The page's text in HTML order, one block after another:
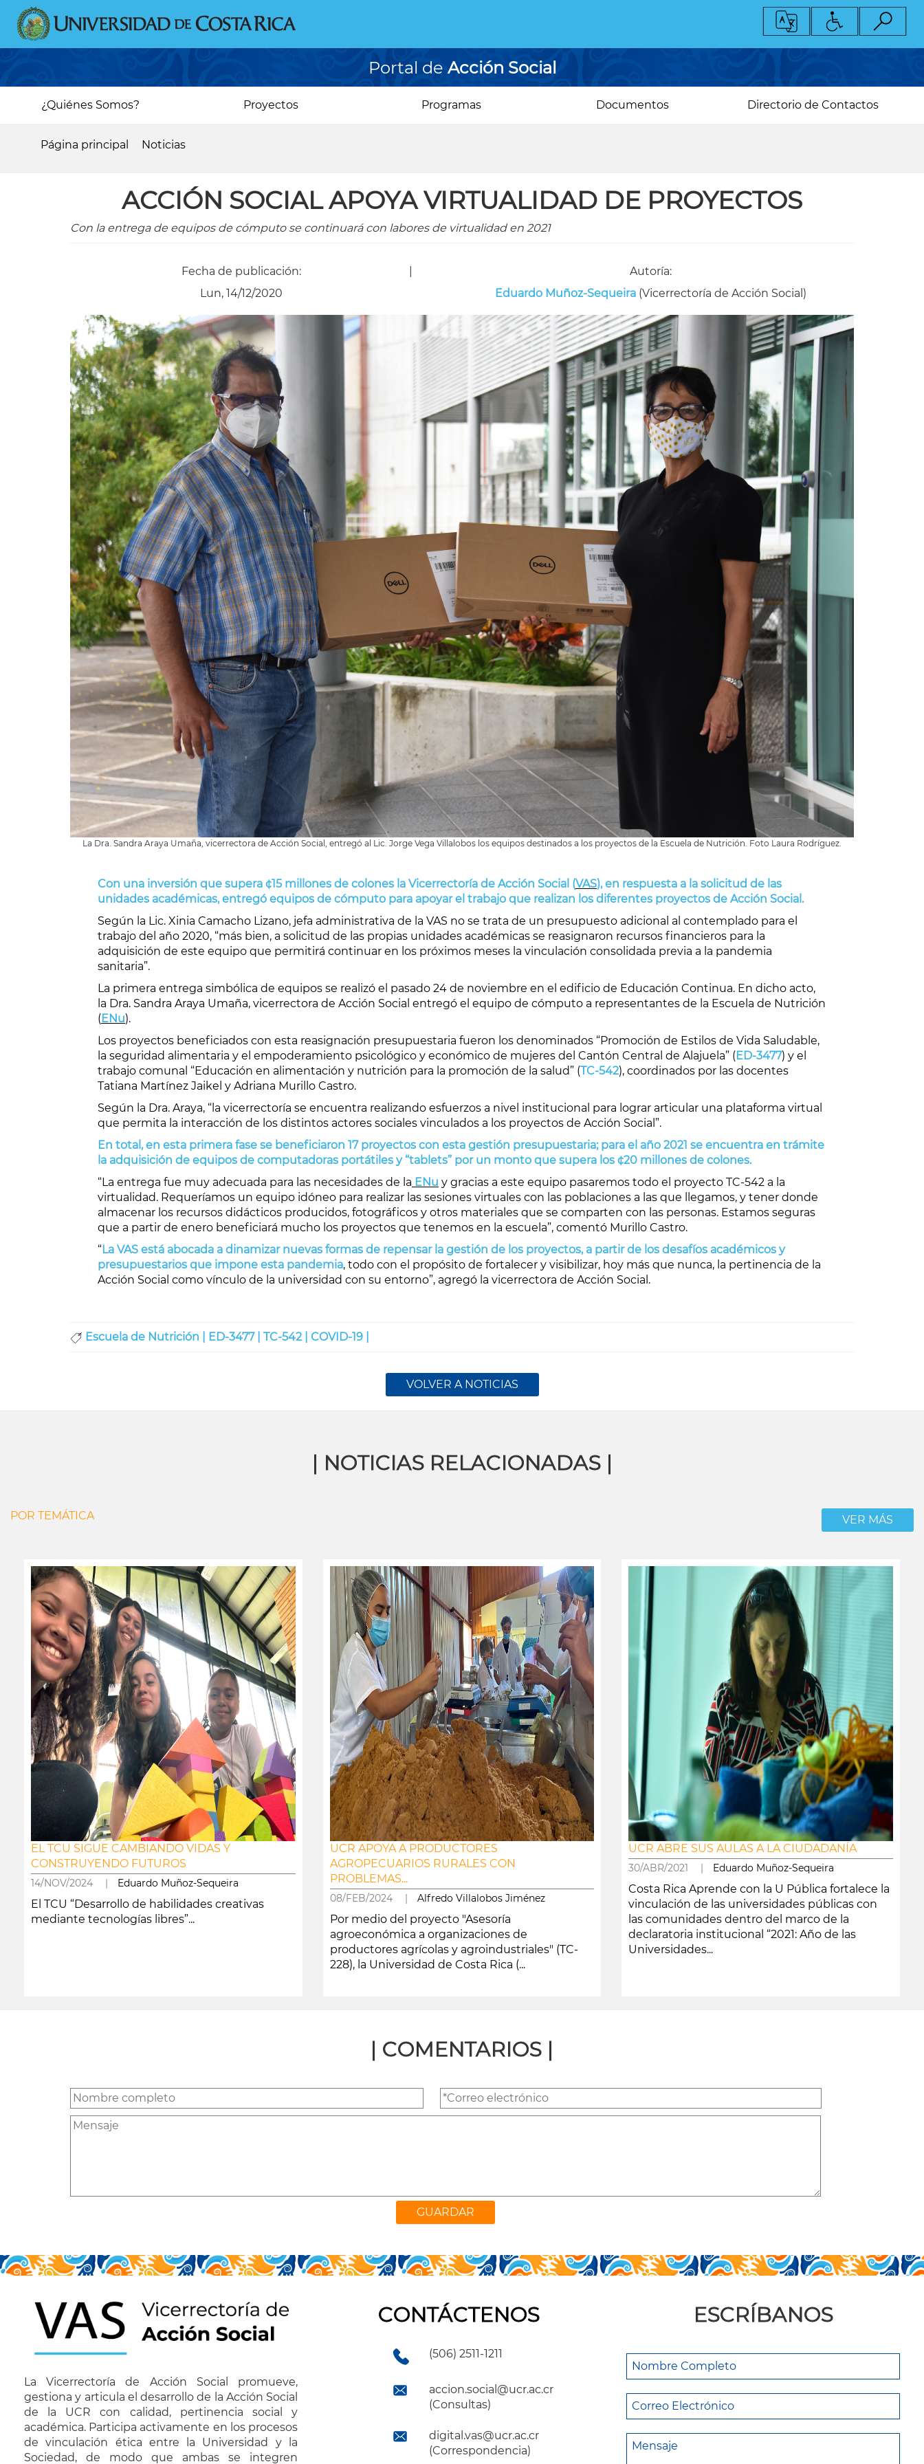
Pasar
contenido
principal
Portal de Acción Social
Main¿Quiénes Somos? Proyectos Programas Documentos Directorio de Contactos
ayuda
Página principal Noticias
ACCIÓN SOCIAL APOYA VIRTUALIDAD DE PROYECTOS
Con la entrega de equipos de cómputo se continuará con labores de virtualidad en 2021
Fecha de publicación:
Lun, 14/12/2020
Autoría:
Eduardo Muñoz-Sequeira (Vicerrectoría de Acción Social)
La Dra. Sandra Araya Umaña, vicerrectora de Acción Social, entregó al Lic. Jorge Vega Villalobos los equipos destinados a los proyectos de la Escuela de Nutrición. Foto Laura Rodríguez.
Con una inversión que supera ¢15 millones de colones la Vicerrectoría de Acción Social (VAS), en respuesta a la solicitud de las
unidades académicas, entregó equipos de cómputo para apoyar el trabajo que realizan los diferentes proyectos de Acción Social.
Según la Lic. Xinia Camacho Lizano, jefa administrativa de la VAS no se trata de un presupuesto adicional al contemplado para el
trabajo del año 2020, “más bien, a solicitud de las propias unidades académicas se reasignaron recursos financieros para la
adquisición de este equipo que permitirá continuar en los próximos meses la vinculación consolidada previa a la pandemia
sanitaria”.
La primera entrega simbólica de equipos se realizó el pasado 24 de noviembre en el edificio de Educación Continua. En dicho acto,
la Dra. Sandra Araya Umaña, vicerrectora de Acción Social entregó el equipo de cómputo a representantes de la Escuela de Nutrición
(ENu).
Los proyectos beneficiados con esta reasignación presupuestaria fueron los denominados “Promoción de Estilos de Vida Saludable,
la seguridad alimentaria y el empoderamiento psicológico y económico de mujeres del Cantón Central de Alajuela” (ED-3477) y el
trabajo comunal “Educación en alimentación y nutrición para la promoción de la salud” (TC-542), coordinados por las docentes
Tatiana Martínez Jaikel y Adriana Murillo Castro.
Según la Dra. Araya, “la vicerrectoría se encuentra realizando esfuerzos a nivel institucional para lograr articular una plataforma virtual
que permita la interacción de los distintos actores sociales vinculados a los proyectos de Acción Social”.
En total, en esta primera fase se beneficiaron 17 proyectos con esta gestión presupuestaria; para el año 2021 se encuentra en trámite
la adquisición de equipos de computadoras portátiles y “tablets” por un monto que supera los ¢20 millones de colones.
“La entrega fue muy adecuada para las necesidades de la ENu y gracias a este equipo pasaremos todo el proyecto TC-542 a la
virtualidad. Requeríamos un equipo idóneo para realizar las sesiones virtuales con las poblaciones a las que llegamos, y tener donde
almacenar los recursos didácticos producidos, fotográficos y otros materiales que se comparten con las personas. Estamos seguras
que a partir de enero beneficiará mucho los proyectos que tenemos en la escuela”, comentó Murillo Castro.
“La VAS está abocada a dinamizar nuevas formas de repensar la gestión de los proyectos, a partir de los desafíos académicos y
presupuestarios que impone esta pandemia, todo con el propósito de fortalecer y visibilizar, hoy más que nunca, la pertinencia de la
Acción Social como vínculo de la universidad con su entorno”, agregó la vicerrectora de Acción Social.
Escuela de Nutrición | ED-3477 | TC-542 | COVID-19 |
VOLVER A NOTICIAS
| NOTICIAS RELACIONADAS |
POR TEMÁTICA VER MÁS
EL TCU SIGUE CAMBIANDO VIDAS Y
CONSTRUYENDO FUTUROS
14/NOV/2024 | Eduardo Muñoz-Sequeira
El TCU “Desarrollo de habilidades creativas
mediante tecnologías libres”...
UCR APOYA A PRODUCTORES
AGROPECUARIOS RURALES CON
PROBLEMAS...
08/FEB/2024 | Alfredo Villalobos Jiménez
Por medio del proyecto "Asesoría
agroeconómica a organizaciones de
productores agrícolas y agroindustriales" (TC-
228), la Universidad de Costa Rica (...
UCR ABRE SUS AULAS A LA CIUDADANÍA
30/ABR/2021 | Eduardo Muñoz-Sequeira
Costa Rica Aprende con la U Pública fortalece la
vinculación de las universidades públicas con
las comunidades dentro del marco de la
declaratoria institucional “2021: Año de las
Universidades...
| COMENTARIOS |
La Vicerrectoría de Acción Social promueve,
gestiona y articula el desarrollo de la Acción Social
de la UCR con calidad, pertinencia social y
académica. Participa activamente en los procesos
de vinculación ética entre la Universidad y la
Sociedad, de modo que ambas se integren
CONTÁCTENOS
(506) 2511-1211
accion.social@ucr.ac.cr
(Consultas)
digital.vas@ucr.ac.cr
(Correspondencia)
ESCRÍBANOS